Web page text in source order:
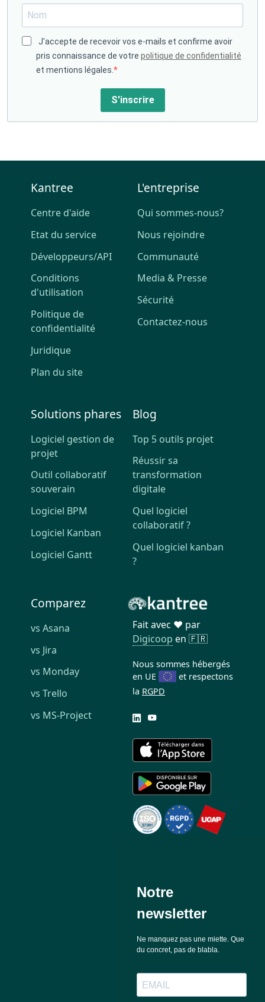
J'accepte de recevoir vos e-mails et confirme avoir
pris connaissance de votre politique de confidentialité
et mentions légales.
S'inscrire
Kantree
Centre d'aide
Etat du service
Développeurs/API
Conditions
d'utilisation
Politique de
confidentialité
Juridique
Plan du site
L'entreprise
Qui sommes-nous?
Nous rejoindre
Communauté
Media & Presse
Sécurité
Contactez-nous
Solutions phares
Logiciel gestion de
projet
Outil collaboratif
souverain
Logiciel BPM
Logiciel Kanban
Logiciel Gantt
Blog
Top 5 outils projet
Réussir sa
transformation
digitale
Quel logiciel
collaboratif ?
Quel logiciel kanban
?
Comparez
vs Asana
vs Jira
vs Monday
vs Trello
vs MS-Project
Fait avec ❤️ par
Digicoop en 🇫🇷
Nous sommes hébergés
en UE
et respectons
la RGPD